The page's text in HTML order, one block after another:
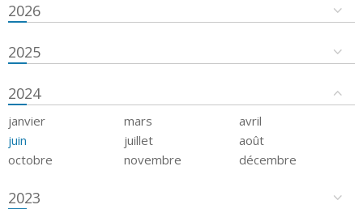
2026
2025
2024
janvier mars
avril
juin
juillet
août
octobre
novembre décembre
2023